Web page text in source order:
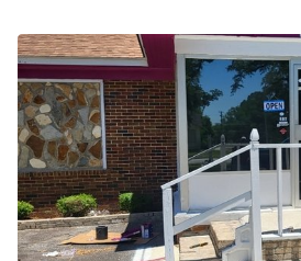
테라스
윗층
기타